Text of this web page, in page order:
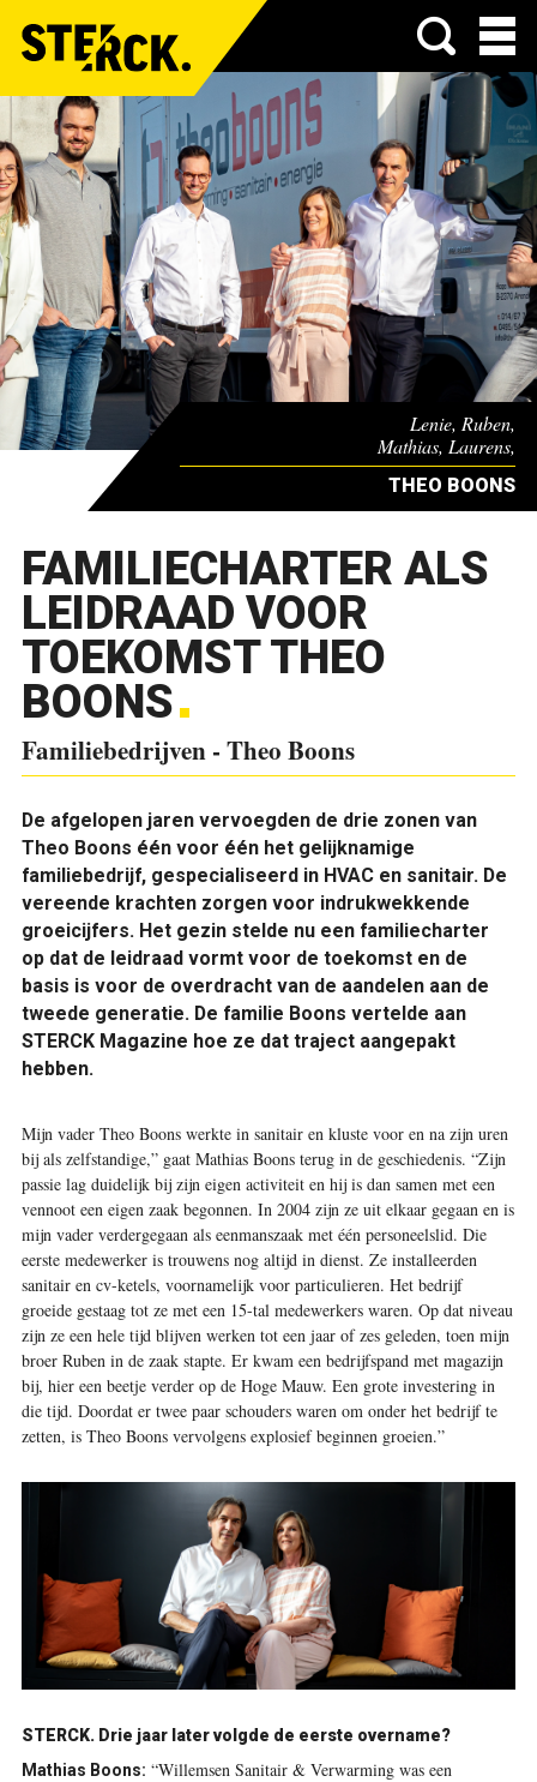
Menu
Lenie, Ruben,
Mathias, Laurens,
Theo Boons & Christel Van Herck
THEO BOONS
FAMILIECHARTER ALS
LEIDRAAD VOOR
TOEKOMST THEO
BOONS
Familiebedrijven - Theo Boons
De afgelopen jaren vervoegden de drie zonen van
Theo Boons één voor één het gelijknamige
familiebedrijf, gespecialiseerd in HVAC en sanitair. De
vereende krachten zorgen voor indrukwekkende
groeicijfers. Het gezin stelde nu een familiecharter
op dat de leidraad vormt voor de toekomst en de
basis is voor de overdracht van de aandelen aan de
tweede generatie. De familie Boons vertelde aan
STERCK Magazine hoe ze dat traject aangepakt
hebben.
Mijn vader Theo Boons werkte in sanitair en kluste voor en na zijn uren
bij als zelfstandige,” gaat Mathias Boons terug in de geschiedenis. “Zijn
passie lag duidelijk bij zijn eigen activiteit en hij is dan samen met een
vennoot een eigen zaak begonnen. In 2004 zijn ze uit elkaar gegaan en is
mijn vader verdergegaan als eenmanszaak met één personeelslid. Die
eerste medewerker is trouwens nog altijd in dienst. Ze installeerden
sanitair en cv-ketels, voornamelijk voor particulieren. Het bedrijf
groeide gestaag tot ze met een 15-tal medewerkers waren. Op dat niveau
zijn ze een hele tijd blijven werken tot een jaar of zes geleden, toen mijn
broer Ruben in de zaak stapte. Er kwam een bedrijfspand met magazijn
bij, hier een beetje verder op de Hoge Mauw. Een grote investering in
die tijd. Doordat er twee paar schouders waren om onder het bedrijf te
zetten, is Theo Boons vervolgens explosief beginnen groeien.”
STERCK. Drie jaar later volgde de eerste overname?
Mathias Boons: “Willemsen Sanitair & Verwarming was een